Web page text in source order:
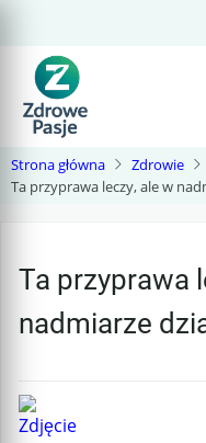
treści
Strona główna Zdrowie
Ta przyprawa leczy, ale w
Ta przyprawa
nadmiarze